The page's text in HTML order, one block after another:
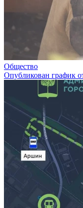
Общество
Опубликован график